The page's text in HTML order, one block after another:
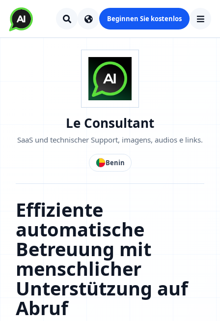
Beginnen Sie kostenlos
Le Consultant
SaaS und technischer Support, imagens, audios e links.
Benin
Effiziente
automatische
Betreuung mit
menschlicher
Unterstützung auf
Abruf